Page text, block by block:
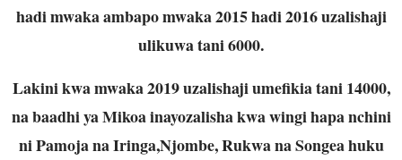
hadi mwaka ambapo mwaka 2015 hadi 2016 uzalishaji
ulikuwa tani 6000.
Lakini kwa mwaka 2019 uzalishaji umefikia tani 14000,
na baadhi ya Mikoa inayozalisha kwa wingi hapa nchini
ni Pamoja na Iringa,Njombe, Rukwa na Songea huku